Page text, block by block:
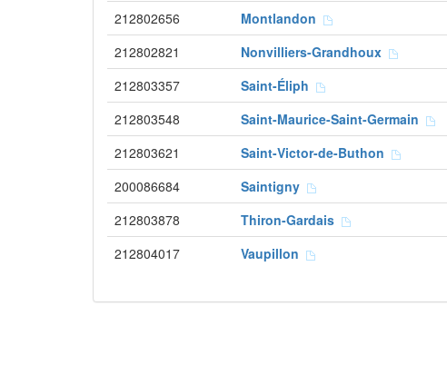
212802656 Montlandon
212802821 Nonvilliers-Grandhoux
212803357 Saint-Éliph
212803548 Saint-Maurice-Saint-Germain
212803621 Saint-Victor-de-Buthon
200086684 Saintigny
212803878 Thiron-Gardais
212804017 Vaupillon